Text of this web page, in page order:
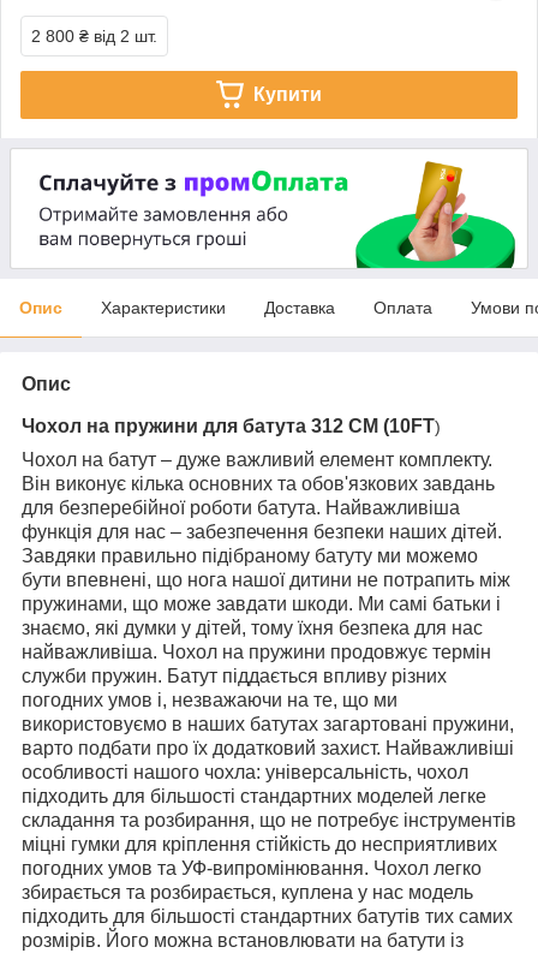
2 800 ₴ від 2 шт.
Купити
Опис Характеристики Доставка Оплата Умови
Опис
Чохол на пружини для батута 312 CM (10FT)
Чохол на батут – дуже важливий елемент комплекту.
Він виконує кілька основних та обов'язкових завдань
для безперебійної роботи батута. Найважливіша
функція для нас – забезпечення безпеки наших дітей.
Завдяки правильно підібраному батуту ми можемо
бути впевнені, що нога нашої дитини не потрапить між
пружинами, що може завдати шкоди. Ми самі батьки і
знаємо, які думки у дітей, тому їхня безпека для нас
найважливіша. Чохол на пружини продовжує термін
служби пружин. Батут піддається впливу різних
погодних умов і, незважаючи на те, що ми
використовуємо в наших батутах загартовані пружини,
варто подбати про їх додатковий захист. Найважливіші
особливості нашого чохла: універсальність, чохол
підходить для більшості стандартних моделей легке
складання та розбирання, що не потребує інструментів
міцні гумки для кріплення стійкість до несприятливих
погодних умов та УФ-випромінювання. Чохол легко
збирається та розбирається, куплена у нас модель
підходить для більшості стандартних батутів тих самих
розмірів. Його можна встановлювати на батути із